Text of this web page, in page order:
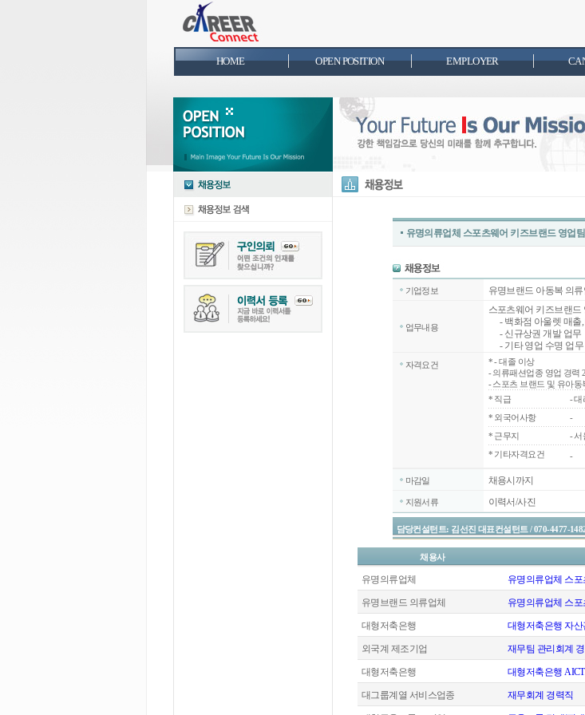
HOME OPEN POSITION EMPLOYER
유명의류업체 스포츠웨어 키즈브랜드 영업
기업정보 유명브랜드 아동복 의류
업무내용
스포츠웨어 키즈브랜드
- 백화점 아울렛 매출,
- 신규상권 개발 업무
- 기타 영업 수명 업무
자격요건 *- 대졸 이상
- 의류패션업종 영업 경력
- 스포츠 브랜드 및 유아
* 직급
- 대
* 외국어사항
-
* 근무지
- 서
* 기타자격요건
-
마감일 채용시까지
지원서류 이력서/사진
담당컨설턴트: 김선진 대표컨설턴트 / 070-4477-
채용사
유명의류업체 유명의류업체 스
유명브랜드 의류업체 유명의류업체 스
대형저축은행 대형저축은행 자
외국계 제조기업 재무팀 관리회계
대형저축은행 대형저축은행
대그룹계열 서비스업종 재무회계 경력직